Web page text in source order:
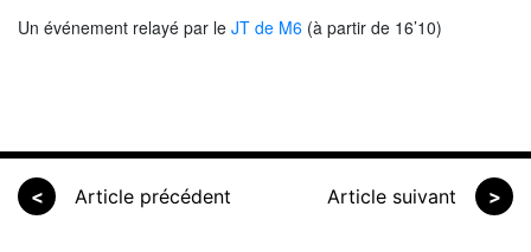
Un événement relayé par le JT de M6 (à partir de 16’10)
< Article précédent Article suivant >